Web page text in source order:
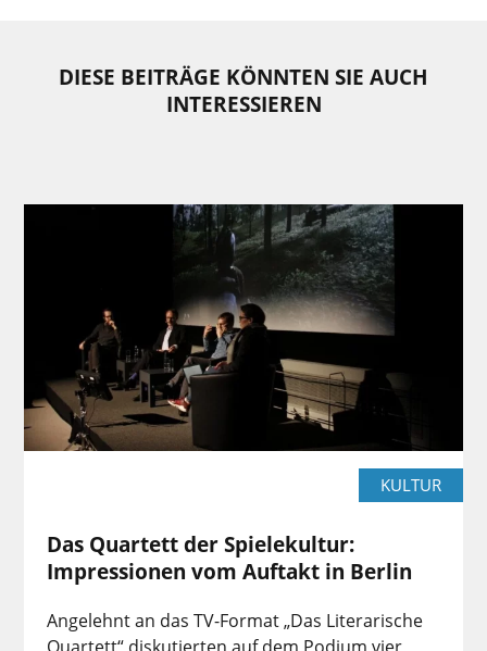
DIESE BEITRÄGE KÖNNTEN SIE AUCH
INTERESSIEREN
KULTUR
Das Quartett der Spielekultur:
Impressionen vom Auftakt in Berlin
Angelehnt an das TV-Format „Das Literarische